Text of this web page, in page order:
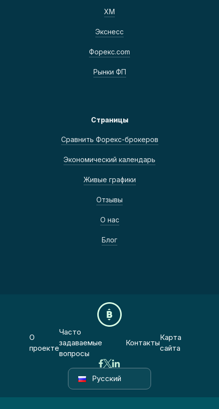
ХМ
Экснесс
Форекс.com
Рынки ФП
Страницы
Сравнить Форекс-брокеров
Экономический календарь
Живые графики
Отзывы
О нас
Блог
О
проекте
Часто
задаваемые
вопросы
Контакты
Карта
сайта
Русский